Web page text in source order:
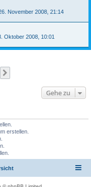
November 2008, 21:14
Oktober 2008, 10:01
Gehe zu
erstellen.